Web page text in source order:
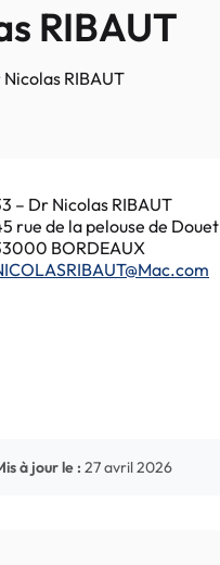
RIBAUT
RIBAUT
– Dr Nicolas RIBAUT
rue de la pelouse de Douet
BORDEAUX
à jour le : 27 avril 2026